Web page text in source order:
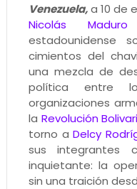
Venezuela,a 10 de
Nicolás Maduro
estadounidense
cimientos del
una mezcla de
política entre
organizaciones
la Revolución
torno aDelcy
sus integrantes
inquietante: la
sin una traición